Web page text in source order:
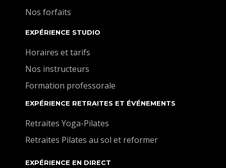
Nos forfaits
EXPÉRIENCE STUDIO
Horaires et tarifs
Nos instructeurs
Formation professorale
EXPÉRIENCE RETRAITES ET ÉVÉNEMENTS
Retraites Yoga-Pilates
Retraites Pilates au sol et reformer
EXPÉRIENCE EN DIRECT